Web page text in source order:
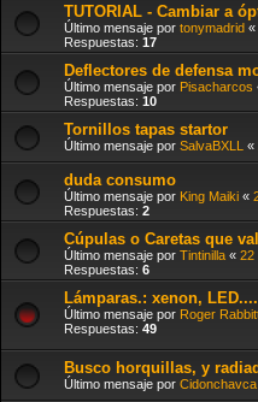
TUTORIAL - Cambiar a
Último mensaje por tonymadrid «
Respuestas: 17
Deflectores de defensa
Último mensaje por Pisacharcos
Respuestas: 10
Tornillos tapas startor
Último mensaje por SalvaBXLL «
duda consumo
Último mensaje por King Maiki «
Respuestas: 2
Cúpulas o Caretas que
Último mensaje por Tintinilla « 22
Respuestas: 6
Lámparas.: xenon, LED....
Último mensaje por Roger
Respuestas: 49
Busco horquillas, y
Último mensaje por Cidonchavca